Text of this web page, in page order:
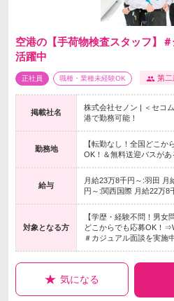
空港の【手荷物検査スタッフ】
活躍中
正社員 職種・業種未経験OK 第二
掲載社名
株式会社セノン | ＜セコ
港で勤務可能！
勤務地
【転勤なし！全国どこか
OK！＆無料送迎バスが
給与
月給23万8千円～:羽田 月
円～:関西国際 月給22万8
対象となる方
【学歴・経験不問！男女
どこからでも応募OK！
＃カジュアル面談を実施
気になる